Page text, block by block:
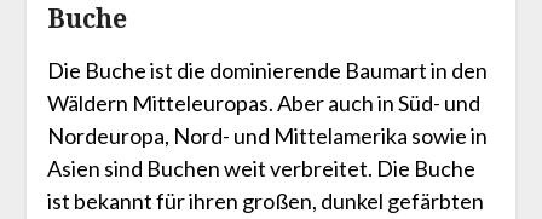
Buche
Die Buche ist die dominierende Baumart in den
Wäldern Mitteleuropas. Aber auch in Süd- und
Nordeuropa, Nord- und Mittelamerika sowie in
Asien sind Buchen weit verbreitet. Die Buche
ist bekannt für ihren großen, dunkel gefärbten